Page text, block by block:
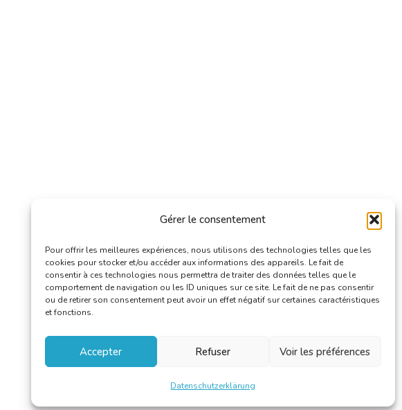
Gérer le consentement
Pour offrir les meilleures expériences, nous utilisons des technologies telles que les
cookies pour stocker et/ou accéder aux informations des appareils. Le fait de
consentir à ces technologies nous permettra de traiter des données telles que le
comportement de navigation ou les ID uniques sur ce site. Le fait de ne pas consentir
ou de retirer son consentement peut avoir un effet négatif sur certaines caractéristiques
et fonctions.
Accepter Refuser Voir les préférences
Datenschutzerklärung